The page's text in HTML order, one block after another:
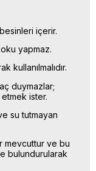
içerir.
yapmaz.
kullanılmalıdır.
duymazlar;
ister.
su tutmayan
mevcuttur ve bu
bulundurularak